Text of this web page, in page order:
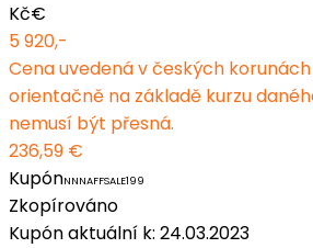
Kč€
5 920,-
Cena uvedená v českých
orientačně na základě kurzu
nemusí být přesná.
236,59 €
KupónNNNAFFSALE199
Zkopírováno
Kupón aktuální k: 24.03.2023